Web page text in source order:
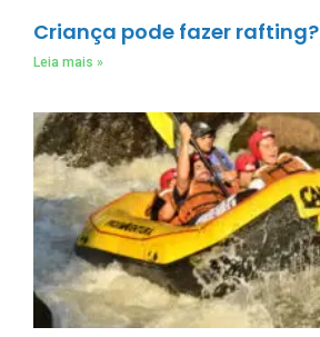
Criança pode fazer rafting?
Leia mais »